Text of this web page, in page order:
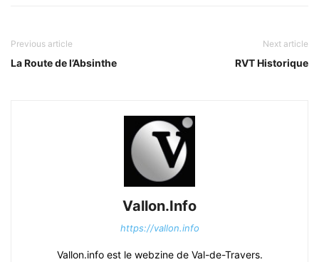
Previous article
La Route de l’Absinthe
Next article
RVT Historique
Vallon.Info
https://vallon.info
Vallon.info est le webzine de Val-de-Travers.